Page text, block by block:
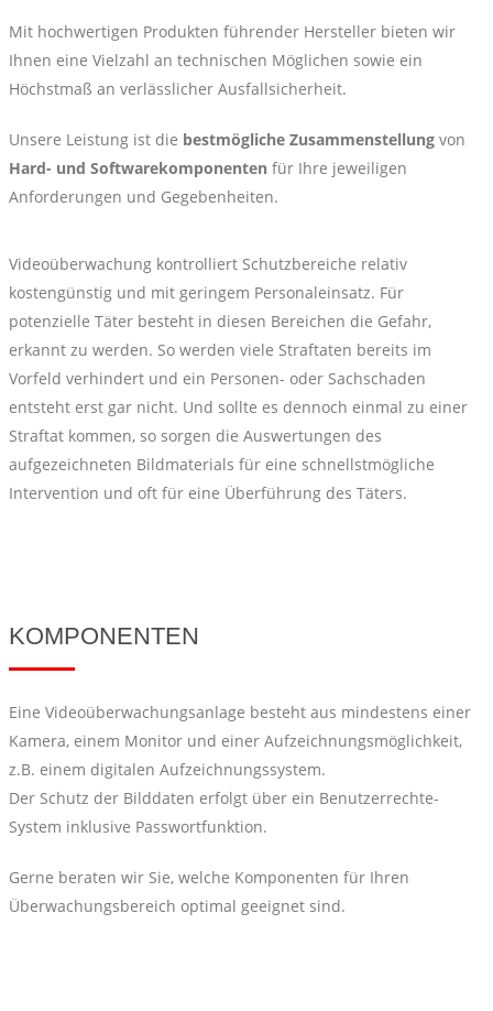
Mit hochwertigen Produkten führender Hersteller bieten wir
Ihnen eine Vielzahl an technischen Möglichen sowie ein
Höchstmaß an verlässlicher Ausfallsicherheit.
Unsere Leistung ist die bestmögliche Zusammenstellungvon
Hard- und Softwarekomponenten für Ihre jeweiligen
Anforderungen und Gegebenheiten.
Videoüberwachung kontrolliert Schutzbereiche relativ
kostengünstig und mit geringem Personaleinsatz. Für
potenzielle Täter besteht in diesen Bereichen die Gefahr,
erkannt zu werden. So werden viele Straftaten bereits im
Vorfeld verhindert und ein Personen- oder Sachschaden
entsteht erst gar nicht. Und sollte es dennoch einmal zu einer
Straftat kommen, so sorgen die Auswertungen des
aufgezeichneten Bildmaterials für eine schnellstmögliche
Intervention und oft für eine Überführung des Täters.
KOMPONENTEN
Eine Videoüberwachungsanlage besteht aus mindestens einer
Kamera, einem Monitor und einer Aufzeichnungsmöglichkeit,
z.B. einem digitalen Aufzeichnungssystem.
Der Schutz der Bilddaten erfolgt über ein Benutzerrechte-
System inklusive Passwortfunktion.
Gerne beraten wir Sie, welche Komponenten für Ihren
Überwachungsbereich optimal geeignet sind.